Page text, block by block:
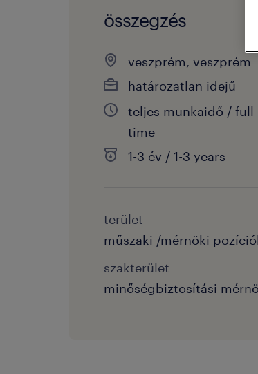
összegzés
veszprém, veszprém
határozatlan idejű
teljes munkaidő / full
time
1-3 év / 1-3 years
terület
műszaki /mérnöki
szakterület
minőségbiztosítási